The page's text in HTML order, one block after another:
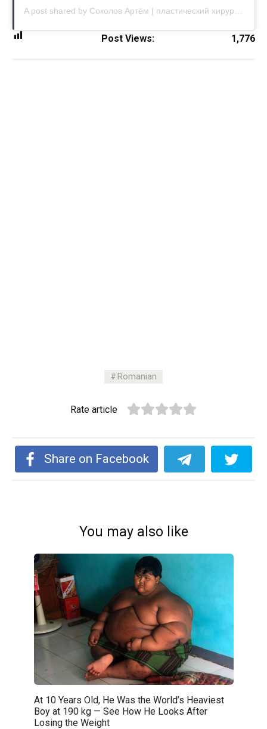
A post shared by Соколов Артём | пластический хирург Москва (@dr.sokolov.aa)
Post Views: 1,776
Romanian
Rate article
Share on Facebook
You may also like
At 10 Years Old, He Was the World’s Heaviest
Boy at 190 kg — See How He Looks After
Losing the Weight